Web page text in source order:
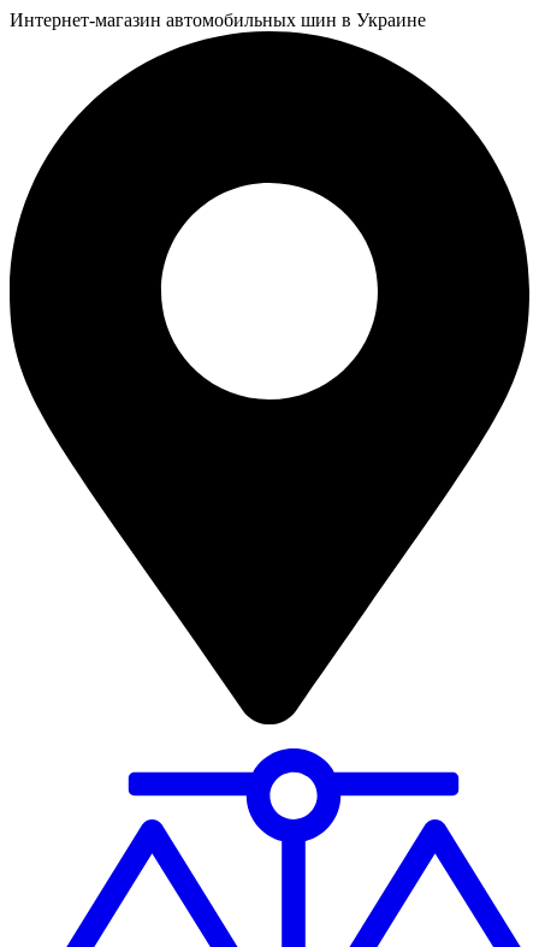
Интернет-магазин автомобильных шин в Украине